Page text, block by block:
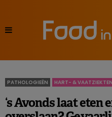
PATHOLOGIEËN HART- & VAATZIEKTEN
‘s Avonds laat eten